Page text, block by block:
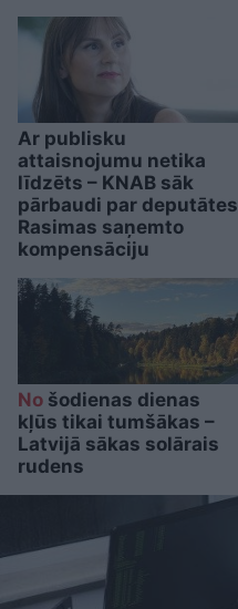
Ar publisku
attaisnojumu netika
līdzēts – KNAB sāk
pārbaudi par deputātes
Rasimas saņemto
kompensāciju
No šodienas dienas
kļūs tikai tumšākas –
Latvijā sākas solārais
rudens